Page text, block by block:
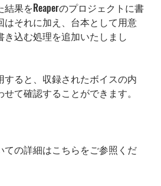
果をReaperのプロジェクトに書
はそれに加え、台本として用意
き込む処理を追加いたしまし
すると、収録されたボイスの内
て確認することができます。
ての詳細はこちらをご参照くだ